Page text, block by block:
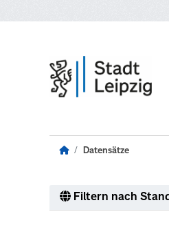
Datensätze
Filtern nach